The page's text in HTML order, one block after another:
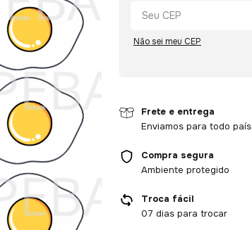
Não sei meu CEP
Frete e entrega
Enviamos para todo país
Compra segura
Ambiente protegido
Troca fácil
07 dias para trocar